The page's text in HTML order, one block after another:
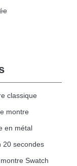
classique
montre
en métal
20 secondes
Swatch